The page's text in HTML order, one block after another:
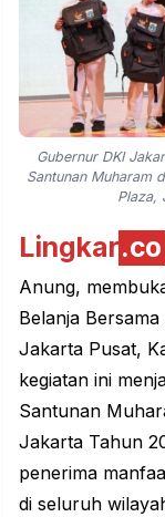
Gubernur DKI
Santunan Muharam
Plaza,
Lingkar.co
Anung,
Belanja
Jakarta Pusat,
kegiatan ini
Santunan
Jakarta Tahun
penerima
di seluruh